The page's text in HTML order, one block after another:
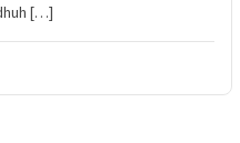
[…]